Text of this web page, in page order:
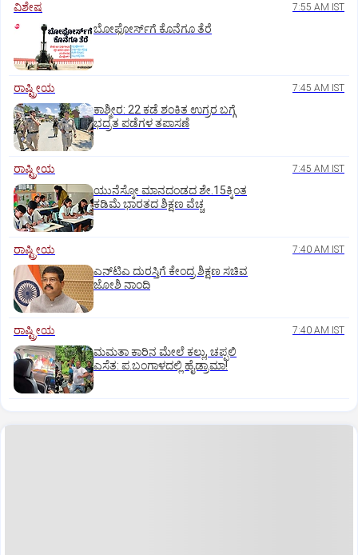
ವಿಶೇಷ 7:55 AM IST
ಬೋಫೋರ್ಸ್‌ಗೆ ಕೊನೆಗೂ ತೆರೆ
ರಾಷ್ಟ್ರೀಯ 7:45 AM IST
ಕಾಶ್ಮೀರ: 22 ಕಡೆ ಶಂಕಿತ ಉಗ್ರರ ಬಗ್ಗೆ
ಭದ್ರತ ಪಡೆಗಳ ತಪಾಸಣೆ
ರಾಷ್ಟ್ರೀಯ 7:45 AM IST
ಯುನೆಸ್ಕೋ ಮಾನದಂಡದ ಶೇ.15ಕ್ಕಿಂತ
ಕಡಿಮೆ ಭಾರತದ ಶಿಕ್ಷಣ ವೆಚ್ಚ
ರಾಷ್ಟ್ರೀಯ 7:40 AM IST
ಎನ್‌ಟಿಎ ದುರಸ್ತಿಗೆ ಕೇಂದ್ರ ಶಿಕ್ಷಣ ಸಚಿವ
ಜೋಶಿ ನಾಂದಿ
ರಾಷ್ಟ್ರೀಯ 7:40 AM IST
ಮಮತಾ ಕಾರಿನ ಮೇಲೆ ಕಲ್ಲು, ಚಪ್ಪಲಿ
ಎಸೆತ: ಪ.ಬಂಗಾಳದಲ್ಲಿ ಹೈಡ್ರಾಮಾ!